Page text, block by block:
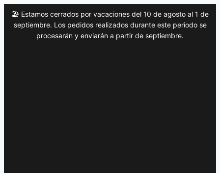
🏖️ Estamos cerrados por vacaciones del 10 de agosto al 1 de
septiembre. Los pedidos realizados durante este periodo se
procesarán y enviarán a partir de septiembre.